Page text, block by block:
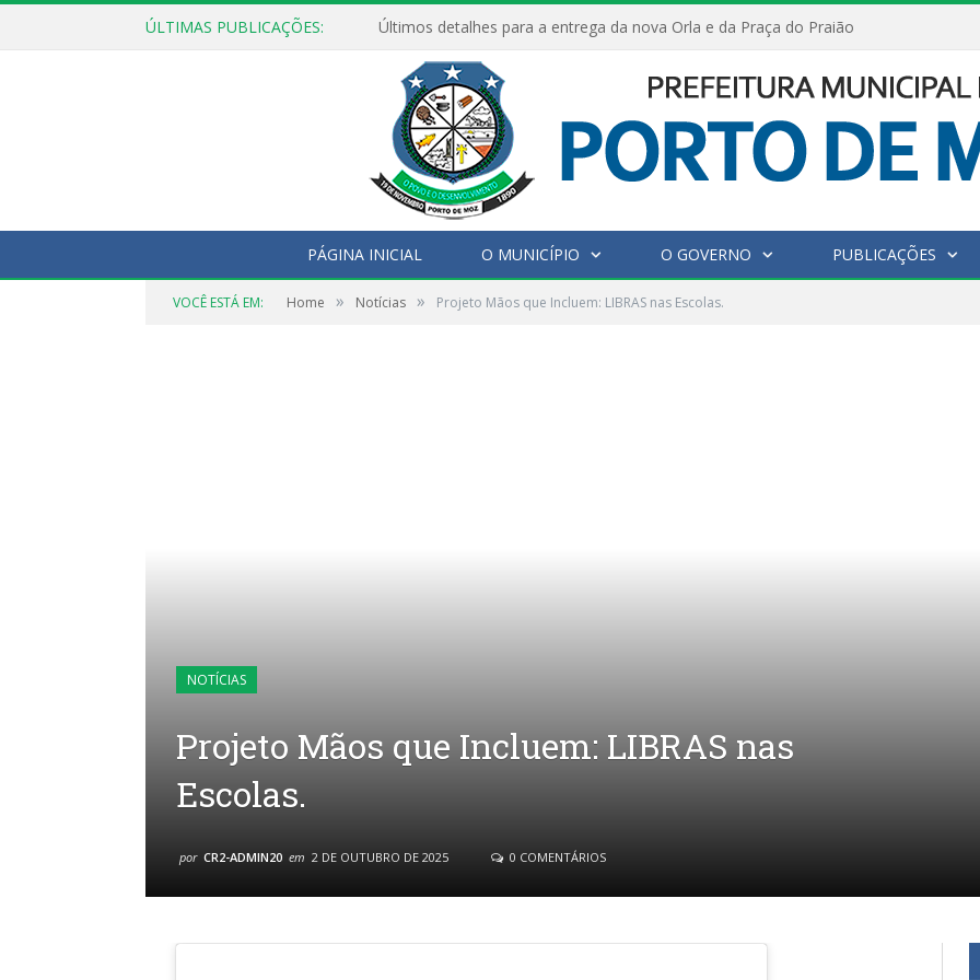
ÚLTIMAS PUBLICAÇÕES: Últimos detalhes para a entrega da nova Orla e da Praça do Praião
PÁGINA INICIAL O MUNICÍPIO O GOVERNO PUBLICAÇÕES
VOCÊ ESTÁ EM: Home » Notícias » Projeto Mãos que Incluem: LIBRAS nas Escolas.
NOTÍCIAS
Projeto Mãos que Incluem: LIBRAS nas
Escolas.
por CR2-ADMIN20 em 2 DE OUTUBRO DE 2025 0 COMENTÁRIOS